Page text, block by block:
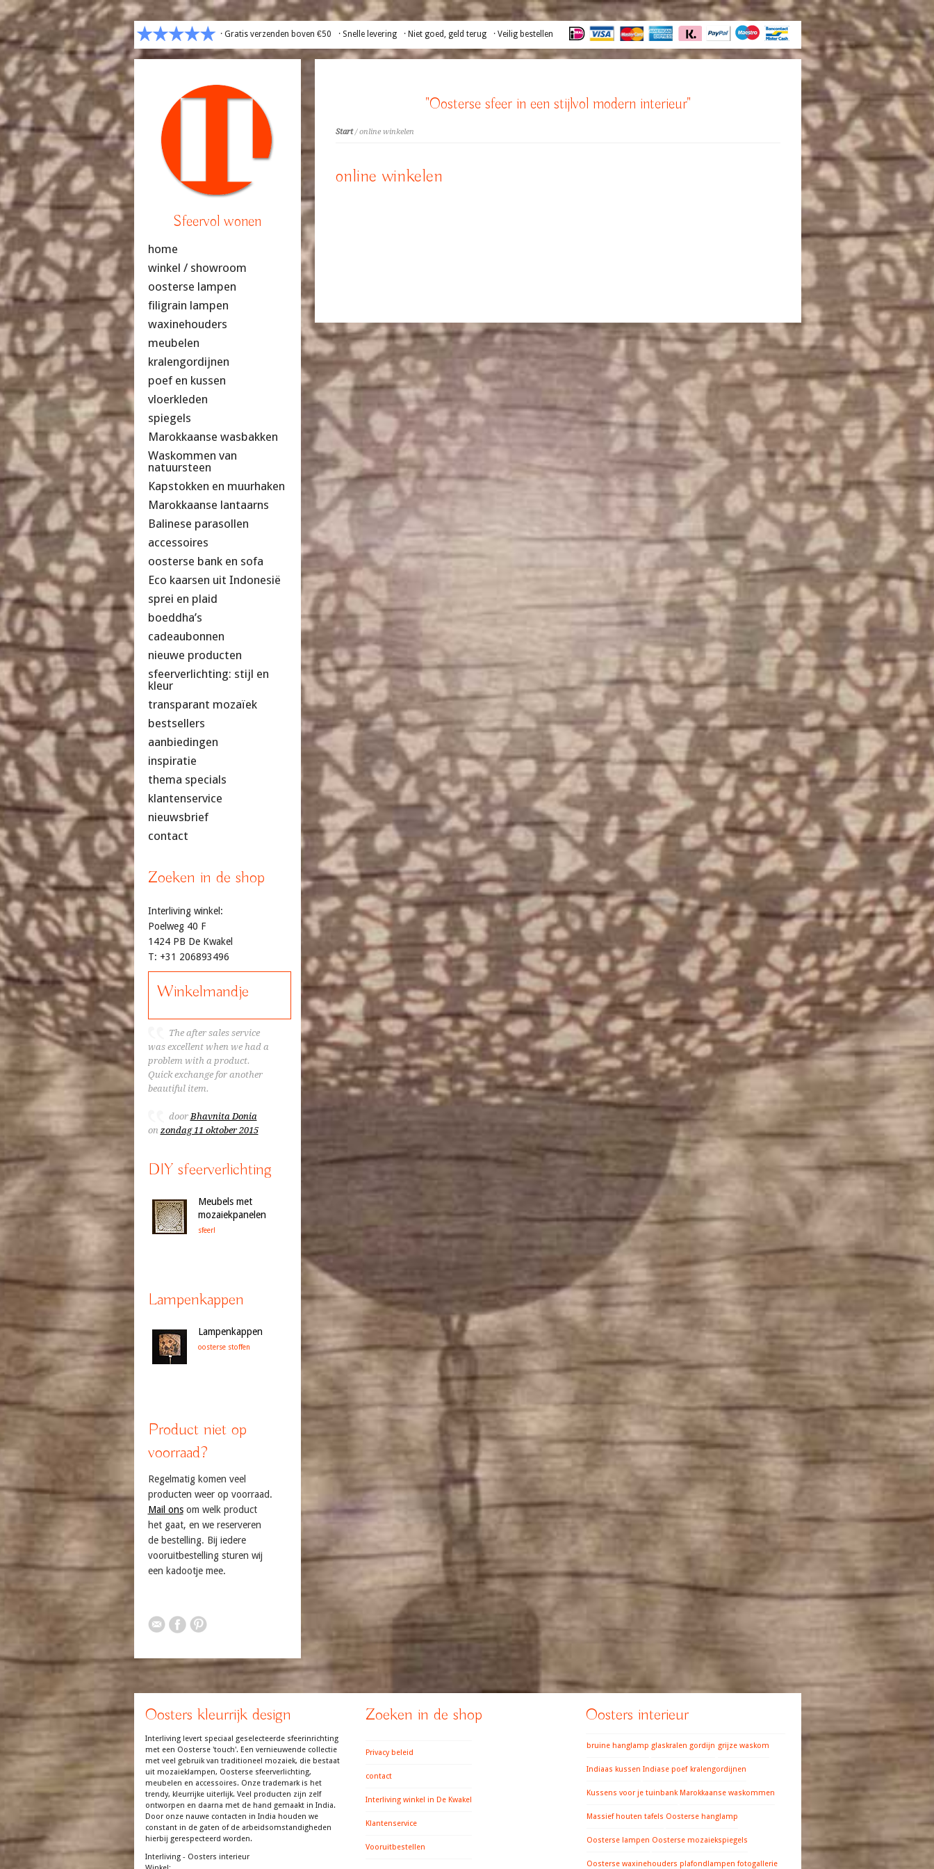
· Gratis verzenden boven €50 · Snelle levering · Niet goed, geld terug · Veilig bestellen
"Oosterse sfeer in een stijlvol modern interieur"
Start/ online winkelen
online winkelen
Sfeervol wonen
home
winkel / showroom
oosterse lampen
filigrain lampen
waxinehouders
meubelen
kralengordijnen
poef en kussen
vloerkleden
spiegels
Marokkaanse wasbakken
Waskommen van
natuursteen
Kapstokken en muurhaken
Marokkaanse lantaarns
Balinese parasollen
accessoires
oosterse bank en sofa
Eco kaarsen uit Indonesië
sprei en plaid
boeddha’s
cadeaubonnen
nieuwe producten
sfeerverlichting: stijl en
kleur
transparant mozaïek
bestsellers
aanbiedingen
inspiratie
thema specials
klantenservice
nieuwsbrief
contact
Zoeken in de shop
Interliving winkel:
Poelweg 40 F
1424 PB De Kwakel
T: +31 206893496
Winkelmandje
The after sales service
was excellent when we had a
problem with a product.
Quick exchange for another
beautiful item.
doorBhavnita Donia
on zondag 11 oktober 2015
DIY sfeerverlichting
Meubels met
mozaiekpanelen
sfeer!
Lampenkappen
Lampenkappen
oosterse stoffen
Product niet op
voorraad?
Regelmatig komen veel
producten weer op voorraad.
Mail onsom welk product
het gaat, en we reserveren
de bestelling. Bij iedere
vooruitbestelling sturen wij
een kadootje mee.
Oosters kleurrijk design
Interliving levert speciaal geselecteerde sfeerinrichting
met een Oosterse 'touch'. Een vernieuwende collectie
met veel gebruik van traditioneel mozaiek, die bestaat
uit mozaieklampen, Oosterse sfeerverlichting,
meubelen en accessoires. Onze trademark is het
trendy, kleurrijke uiterlijk. Veel producten zijn zelf
ontworpen en daarna met de hand gemaakt in India.
Door onze nauwe contacten in India houden we
constant in de gaten of de arbeidsomstandigheden
hierbij gerespecteerd worden.
Interliving - Oosters interieur
Zoeken in de shop
Privacy beleid
contact
Interliving winkel in De Kwakel
Klantenservice
Vooruitbestellen
Oosters interieur
bruine hanglamp glaskralen gordijn grijze waskom
Indiaas kussen Indiase poef kralengordijnen
Kussens voor je tuinbank Marokkaanse waskommen
Massief houten tafels Oosterse hanglamp
Oosterse lampen Oosterse mozaiekspiegels
Oosterse waxinehouders plafondlampen fotogallerie